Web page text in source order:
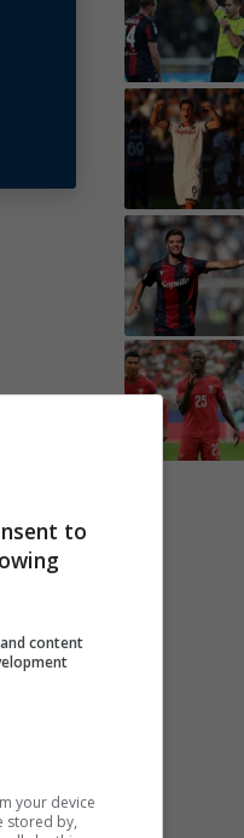
il
è che
due
to
content
your device
stored by,